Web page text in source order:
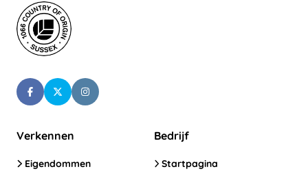
Verkennen
Eigendommen
Bedrijf
Startpagina